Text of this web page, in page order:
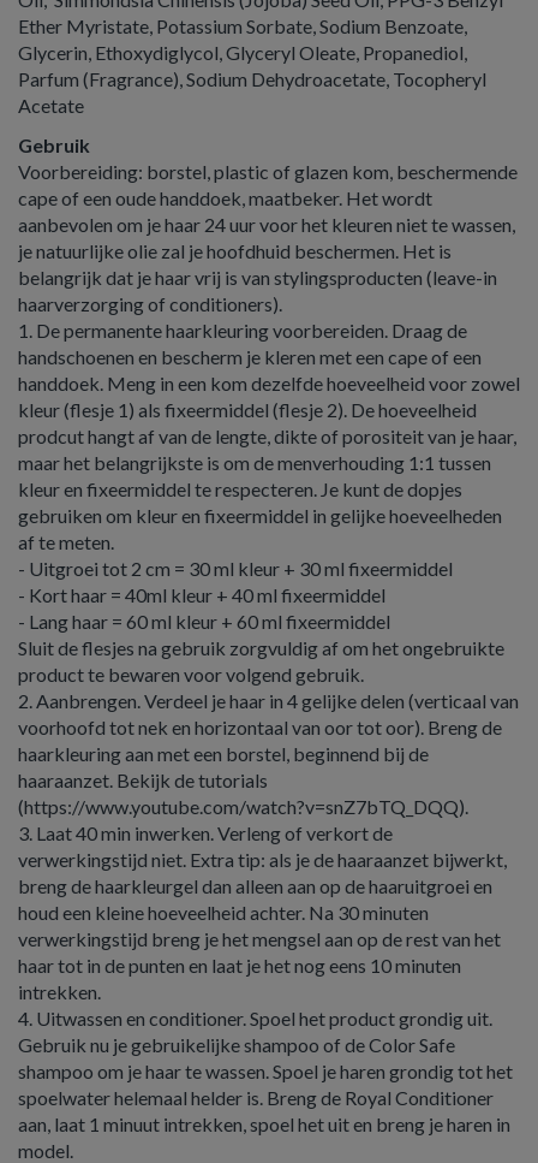
Ether Myristate, Potassium Sorbate, Sodium Benzoate,
Glycerin, Ethoxydiglycol, Glyceryl Oleate, Propanediol,
Parfum (Fragrance), Sodium Dehydroacetate, Tocopheryl
Acetate
Gebruik
Voorbereiding: borstel, plastic of glazen kom, beschermende
cape of een oude handdoek, maatbeker. Het wordt
aanbevolen om je haar 24 uur voor het kleuren niet te wassen,
je natuurlijke olie zal je hoofdhuid beschermen. Het is
belangrijk dat je haar vrij is van stylingsproducten (leave-in
haarverzorging of conditioners).
1. De permanente haarkleuring voorbereiden. Draag de
handschoenen en bescherm je kleren met een cape of een
handdoek. Meng in een kom dezelfde hoeveelheid voor zowel
kleur (flesje 1) als fixeermiddel (flesje 2). De hoeveelheid
prodcut hangt af van de lengte, dikte of porositeit van je haar,
maar het belangrijkste is om de menverhouding 1:1 tussen
kleur en fixeermiddel te respecteren. Je kunt de dopjes
gebruiken om kleur en fixeermiddel in gelijke hoeveelheden
af te meten.
- Uitgroei tot 2 cm = 30 ml kleur + 30 ml fixeermiddel
- Kort haar = 40ml kleur + 40 ml fixeermiddel
- Lang haar = 60 ml kleur + 60 ml fixeermiddel
Sluit de flesjes na gebruik zorgvuldig af om het ongebruikte
product te bewaren voor volgend gebruik.
2. Aanbrengen. Verdeel je haar in 4 gelijke delen (verticaal van
voorhoofd tot nek en horizontaal van oor tot oor). Breng de
haarkleuring aan met een borstel, beginnend bij de
haaraanzet. Bekijk de tutorials
(https://www.youtube.com/watch?v=snZ7bTQ_DQQ).
3. Laat 40 min inwerken. Verleng of verkort de
verwerkingstijd niet. Extra tip: als je de haaraanzet bijwerkt,
breng de haarkleurgel dan alleen aan op de haaruitgroei en
houd een kleine hoeveelheid achter. Na 30 minuten
verwerkingstijd breng je het mengsel aan op de rest van het
haar tot in de punten en laat je het nog eens 10 minuten
intrekken.
4. Uitwassen en conditioner. Spoel het product grondig uit.
Gebruik nu je gebruikelijke shampoo of de Color Safe
shampoo om je haar te wassen. Spoel je haren grondig tot het
spoelwater helemaal helder is. Breng de Royal Conditioner
aan, laat 1 minuut intrekken, spoel het uit en breng je haren in
model.